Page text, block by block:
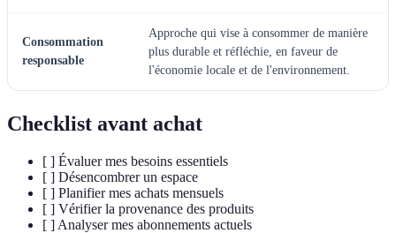
Consommation
responsable
Approche qui vise à consommer de manière
plus durable et réfléchie, en faveur de
l'économie locale et de l'environnement.
Checklist avant achat
[ ] Évaluer mes besoins essentiels
[ ] Désencombrer un espace
[ ] Planifier mes achats mensuels
[ ] Vérifier la provenance des produits
[ ] Analyser mes abonnements actuels